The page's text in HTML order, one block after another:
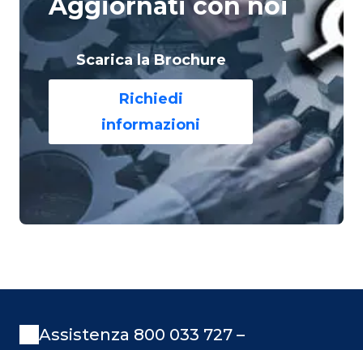
Aggiornati con noi
Scarica la Brochure
Richiedi
informazioni
Assistenza 800 033 727 –